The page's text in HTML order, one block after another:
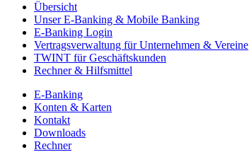
Übersicht
Unser E-Banking & Mobile Banking
E-Banking Login
Vertragsverwaltung für Unternehmen & Vereine
TWINT für Geschäftskunden
Rechner & Hilfsmittel
E-Banking
Konten & Karten
Kontakt
Downloads
Rechner